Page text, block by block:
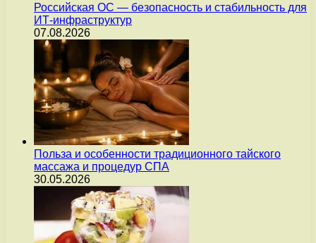
Российская ОС — безопасность и стабильность для
ИТ-инфраструктур
07.08.2026
Польза и особенности традиционного тайского
массажа и процедур СПА
30.05.2026